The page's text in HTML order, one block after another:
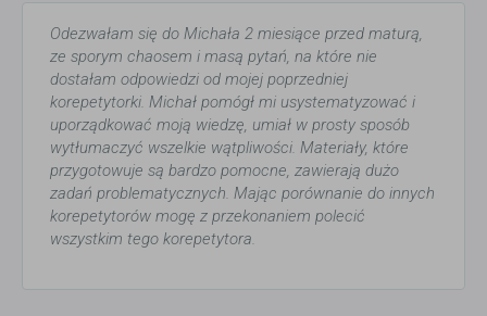
Odezwałam się do Michała 2 miesiące przed maturą,
ze sporym chaosem i masą pytań, na które nie
dostałam odpowiedzi od mojej poprzedniej
korepetytorki. Michał pomógł mi usystematyzować i
uporządkować moją wiedzę, umiał w prosty sposób
wytłumaczyć wszelkie wątpliwości. Materiały, które
przygotowuje są bardzo pomocne, zawierają dużo
zadań problematycznych. Mając porównanie do innych
korepetytorów mogę z przekonaniem polecić
wszystkim tego korepetytora.